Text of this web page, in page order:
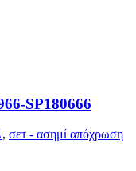
SP180666
, σετ - ασημί απόχρωση